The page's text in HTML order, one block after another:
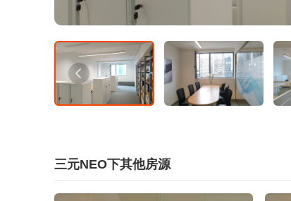
三元NEO下其他房源